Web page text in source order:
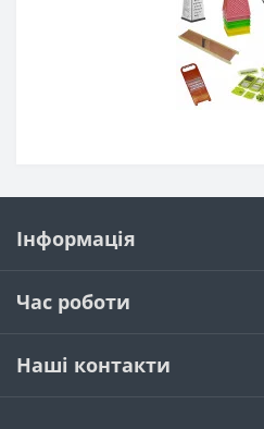
Інформація
Час роботи
Наші контакти